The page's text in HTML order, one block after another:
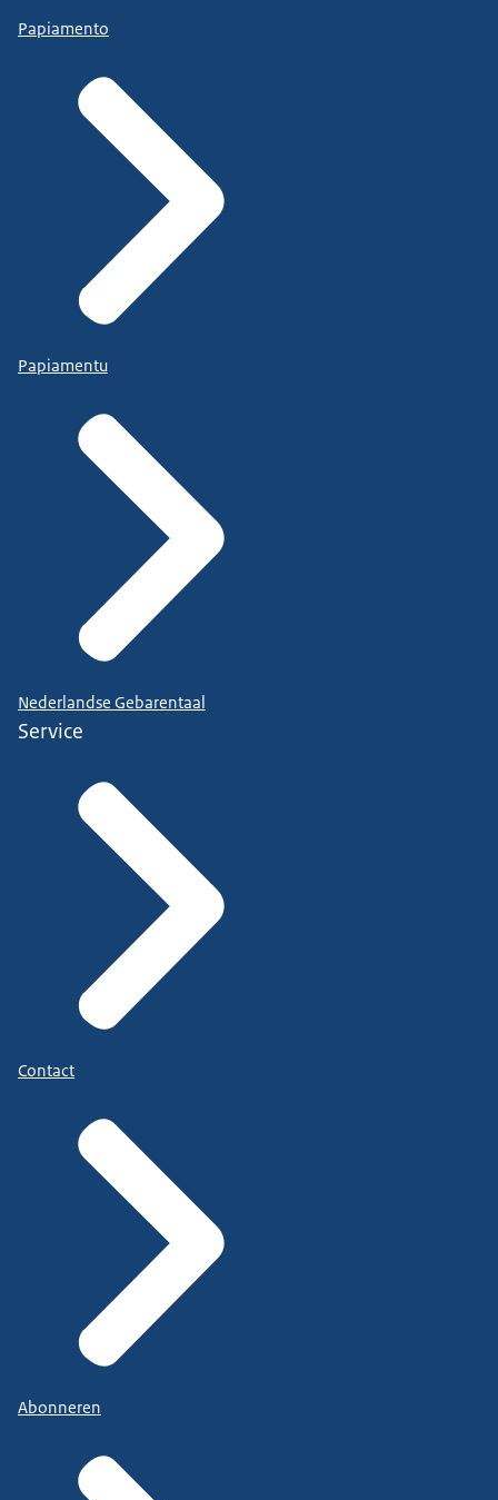
Papiamento
Papiamentu
Nederlandse Gebarentaal
Service
Contact
Abonneren